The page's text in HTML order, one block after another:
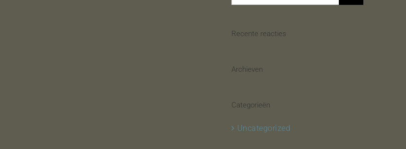
Recente reacties
Archieven
Categorieën
Uncategorized